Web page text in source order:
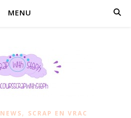
MENU
NEWS, SCRAP EN VRAC